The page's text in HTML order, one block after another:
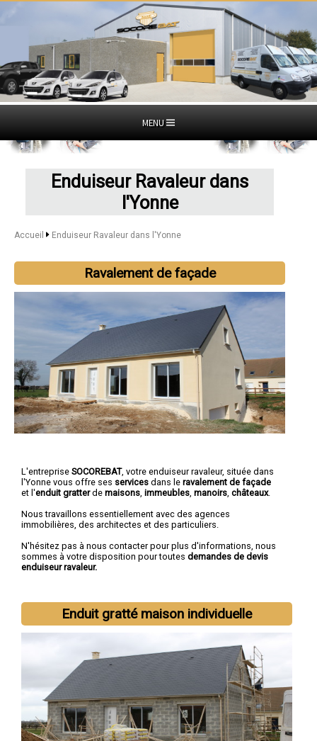
MENU
Enduiseur Ravaleur dans
l'Yonne
Accueil Enduiseur Ravaleur dans l'Yonne
Ravalement de façade
L'entreprise SOCOREBAT, votre enduiseur ravaleur, située dans
l'Yonne vous offre ses services dans le ravalement de façade
et l'enduit gratterde maisons immeubles manoirs châteaux.
Nous travaillons essentiellement avec des agences
immobilières, des architectes et des particuliers.
N'hésitez pas à nous contacter pour plus d'informations, nous
sommes à votre disposition pour toutes demandes de devis
enduiseur ravaleur.
Enduit gratté maison individuelle